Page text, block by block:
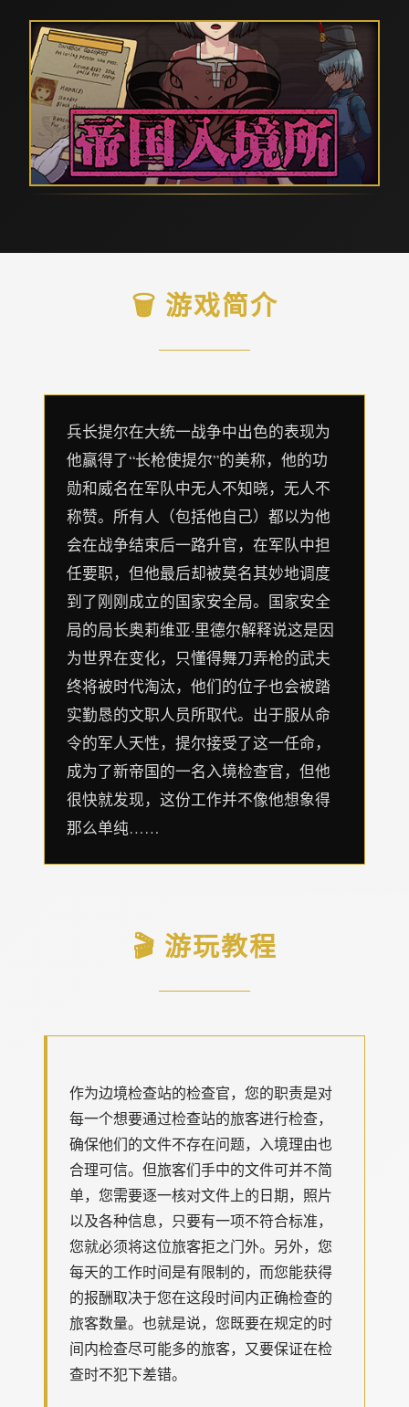
🗑️ 游戏简介
兵长提尔在大统一战争中出色的表现为
他赢得了“长枪使提尔”的美称，他的功
勋和威名在军队中无人不知晓，无人不
称赞。所有人（包括他自己）都以为他
会在战争结束后一路升官，在军队中担
任要职，但他最后却被莫名其妙地调度
到了刚刚成立的国家安全局。国家安全
局的局长奥莉维亚·里德尔解释说这是因
为世界在变化，只懂得舞刀弄枪的武夫
终将被时代淘汰，他们的位子也会被踏
实勤恳的文职人员所取代。出于服从命
令的军人天性，提尔接受了这一任命，
成为了新帝国的一名入境检查官，但他
很快就发现，这份工作并不像他想象得
那么单纯……
🎬 游玩教程
作为边境检查站的检查官，您的职责是对
每一个想要通过检查站的旅客进行检查，
确保他们的文件不存在问题，入境理由也
合理可信。但旅客们手中的文件可并不简
单，您需要逐一核对文件上的日期，照片
以及各种信息，只要有一项不符合标准，
您就必须将这位旅客拒之门外。另外，您
每天的工作时间是有限制的，而您能获得
的报酬取决于您在这段时间内正确检查的
旅客数量。也就是说，您既要在规定的时
间内检查尽可能多的旅客，又要保证在检
查时不犯下差错。